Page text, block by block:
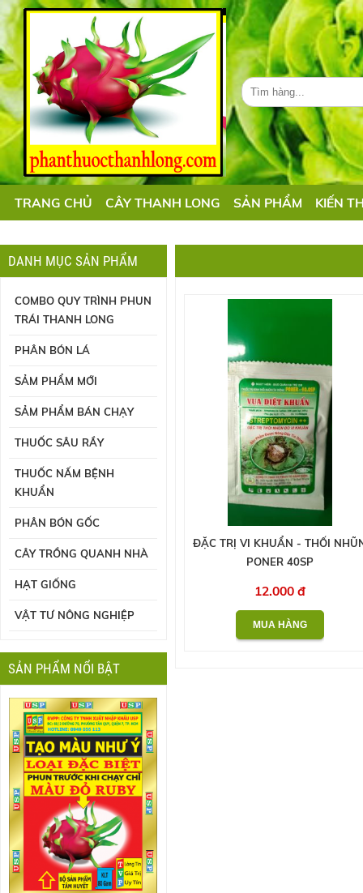
TRANG CHỦ CÂY THANH LONG SẢN PHẨM KIẾN
ĐẶC TRỊ VI KHUẨN - THỐI
PONER 40SP
12.000 đ
DANH MỤC SẢN PHẨM
COMBO QUY TRÌNH PHUN
TRÁI THANH LONG
PHÂN BÓN LÁ
SẢM PHẨM MỚI
SẢM PHẨM BÁN CHẠY
THUỐC SÂU RẦY
THUỐC NẤM BỆNH
KHUẨN
PHÂN BÓN GỐC
CÂY TRỒNG QUANH NHÀ
HẠT GIỐNG
VẬT TƯ NÔNG NGHIỆP
SẢN PHẨM NỔI BẬT